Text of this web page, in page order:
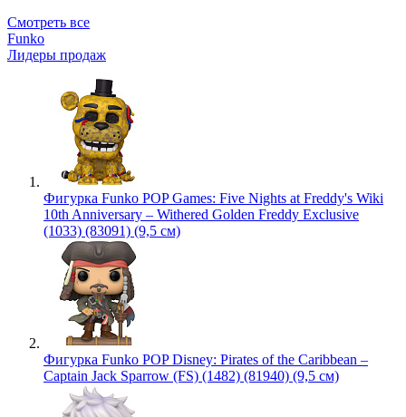
Смотреть все
Funko
Лидеры продаж
Фигурка Funko POP Games: Five Nights at Freddy's Wiki
10th Anniversary – Withered Golden Freddy Exclusive
(1033) (83091) (9,5 см)
Фигурка Funko POP Disney: Pirates of the Caribbean –
Captain Jack Sparrow (FS) (1482) (81940) (9,5 см)